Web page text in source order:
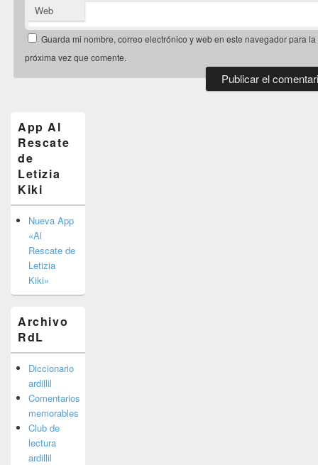
Web
Guarda mi nombre, correo electrónico y web en este navegador para la
próxima vez que comente.
widget
barra
lateral
primaria
App Al
Rescate
de
Letizia
Kiki
Nueva App
«Al
Rescate de
Letizia
Kiki»
Archivo
RdL
Diccionario
ardillil
Comentarios
memorables
Club de
lectura
ardillil